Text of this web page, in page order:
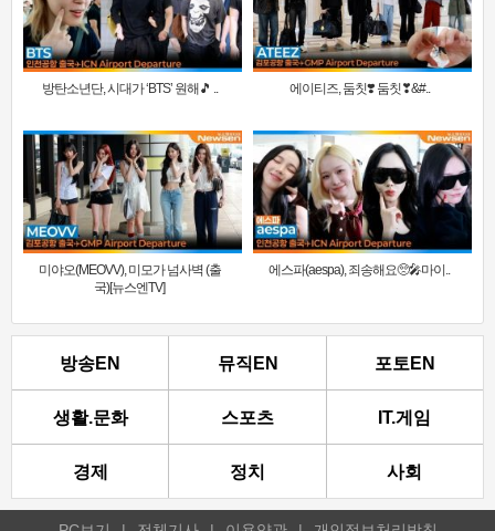
방탄소년단, 시대가 ‘BTS’ 원해🎵 .. 에이티즈, 둠칫❣️ 둠칫❣&#..
미야오(MEOVV), 미모가 넘사벽 (출
국)[뉴스엔TV]
에스파(aespa), 죄송해요🥺🎤마이..
방송EN 뮤직EN 포토EN
생활.문화 스포츠 IT.게임
경제 정치 사회